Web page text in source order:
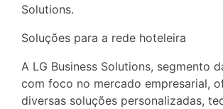
Solutions.
Soluções para a rede hoteleira
A LG Business Solutions, segmento
com foco no mercado empresarial,
diversas soluções personalizadas,